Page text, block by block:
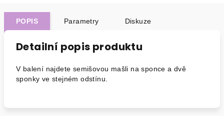
POPIS Parametry Diskuze
Detailní popis produktu
V balení najdete semišovou mašli na sponce a dvě
sponky ve stejném odstínu.